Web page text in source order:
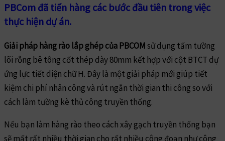
PBCom đã tiến hàng các bước đầu tiên trong việc
thực hiện dự án.
Giải pháp hàng rào lắp ghépcủa PBCOMsử dụng tấm tường
lõi rỗng bê tông cốt thép dày 80mm kết hợp với cột BTCT dự
ứng lực tiết diện chữ H. Đây là một giải pháp mới giúp tiết
kiệm chi phí nhân công và rút ngắn thời gian thi công so với
cách làm tường kè thủ công truyền thống.
Nếu bạn làm hàng rào theo cách xây gạch truyền thống bạn
sẽ mất rất nhiều thời gian cho rất nhiều công đoạn như công